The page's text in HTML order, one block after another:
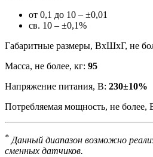
от 0,1 до 10 – ±0,01
св. 10 – ±0,1%
Габаритные размеры, ВхШхГ, не
Масса, не более, кг: 95
Напряжение питания, В: 230±10%
Потребляемая мощность, не более,
* Данный диапазон возможно
сменных датчиков.